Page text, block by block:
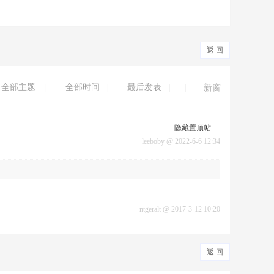
返 回
新窗
最后发表
全部时间
全部主题
隐藏置顶帖
leeboby @ 2022-6-6 12:34
ntgeralt @ 2017-3-12 10:20
返 回